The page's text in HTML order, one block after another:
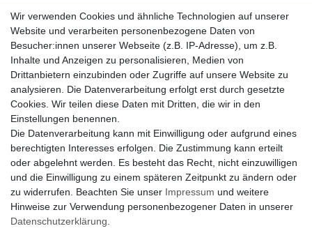
Anfragen von Herstellern
Sie sind Lampen-Hersteller und suchen einen Vertriebspartner in
der Schweiz?
Kontaktieren Sie uns per Mail:Herstelleranfrage Vertrieb
Schweiz
Newsletter
Newsletter
Hiermit bestätige ich, dass ich dieDaten­schutz­erklärunggelesen habe. Meine
Einwilligung kann ich jederzeit widerrufen.**
Wir verwenden Cookies und ähnliche Technologien auf unserer
Website und verarbeiten personenbezogene Daten von
Besucher:innen unserer Webseite (z.B. IP-Adresse), um z.B.
Inhalte und Anzeigen zu personalisieren, Medien von
Drittanbietern einzubinden oder Zugriffe auf unsere Website zu
analysieren. Die Datenverarbeitung erfolgt erst durch gesetzte
Cookies. Wir teilen diese Daten mit Dritten, die wir in den
Einstellungen benennen.
Die Datenverarbeitung kann mit Einwilligung oder aufgrund eines
berechtigten Interesses erfolgen. Die Zustimmung kann erteilt
oder abgelehnt werden. Es besteht das Recht, nicht einzuwilligen
und die Einwilligung zu einem späteren Zeitpunkt zu ändern oder
zu widerrufen. Beachten Sie unser Impressum und weitere
Hinweise zur Verwendung personenbezogener Daten in unserer
Daten­schutz­erklärung